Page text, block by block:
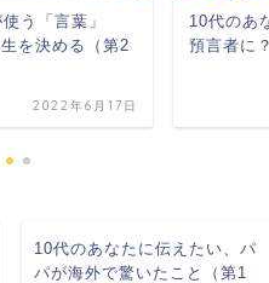
う「言葉」
を決める（第2
2022年6月17日
10代のあ
預言者に
10代のあなたに伝えたい、パ
パが海外で驚いたこと（第1